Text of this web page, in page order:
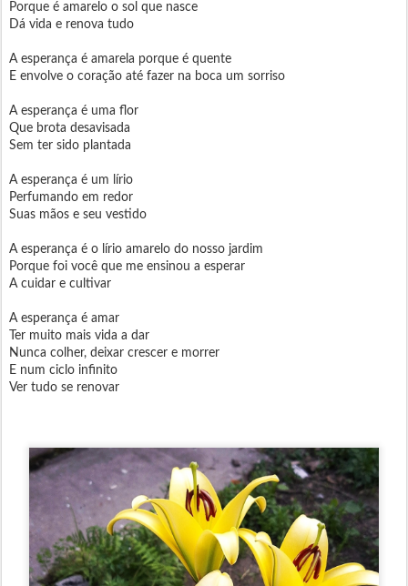
Porque é amarelo o sol que nasce
Dá vida e renova tudo
A esperança é amarela porque é quente
E envolve o coração até fazer na boca um sorriso
A esperança é uma flor
Que brota desavisada
Sem ter sido plantada
A esperança é um lírio
Perfumando em redor
Suas mãos e seu vestido
A esperança é o lírio amarelo do nosso jardim
Porque foi você que me ensinou a esperar
A cuidar e cultivar
A esperança é amar
Ter muito mais vida a dar
Nunca colher, deixar crescer e morrer
E num ciclo infinito
Ver tudo se renovar